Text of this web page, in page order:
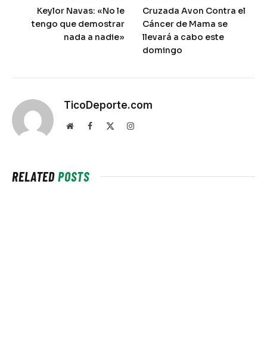
Keylor Navas: «No le
tengo que demostrar
nada a nadie»
Cruzada Avon Contra el
Cáncer de Mama se
llevará a cabo este
domingo
TicoDeporte.com
WebsiteFacebook Instagram
RELATEDPOSTS